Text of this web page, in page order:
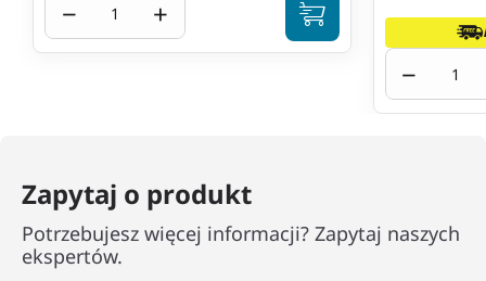
− +
−
Zapytaj o produkt
Potrzebujesz więcej informacji? Zapytaj naszych
ekspertów.